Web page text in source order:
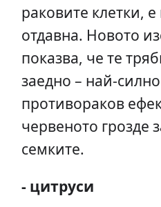
раковите клетки, е
отдавна. Новото
показва, че те
заедно – най-
противораков
червеното грозде
семките.
- цитруси